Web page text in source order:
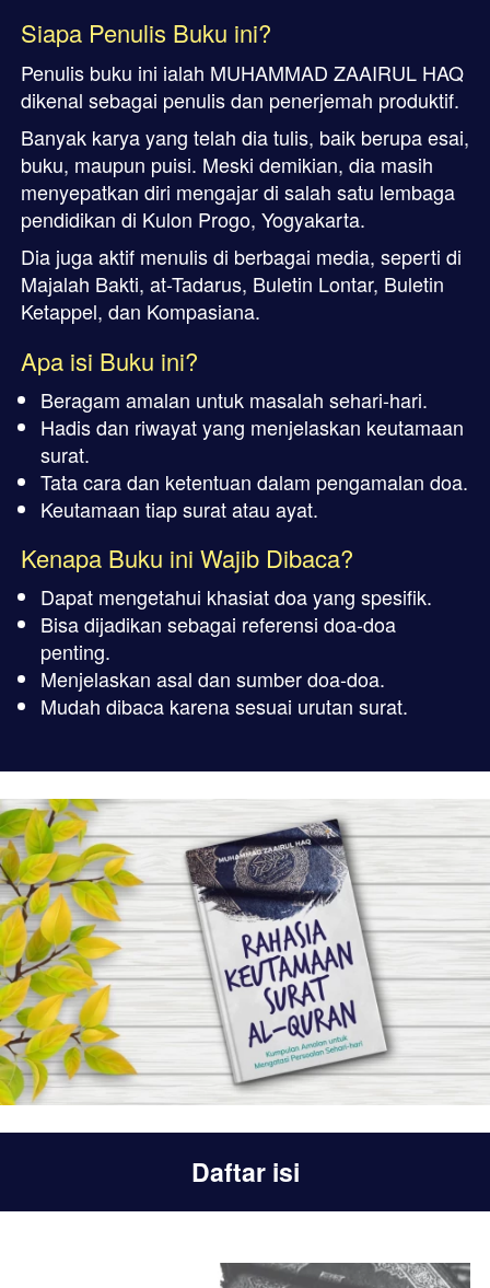
Siapa Penulis Buku ini?
Penulis buku ini ialah MUHAMMAD ZAAIRUL HAQ
dikenal sebagai penulis dan penerjemah produktif.
Banyak karya yang telah dia tulis, baik berupa esai,
buku, maupun puisi. Meski demikian, dia masih
menyepatkan diri mengajar di salah satu lembaga
pendidikan di Kulon Progo, Yogyakarta.
Dia juga aktif menulis di berbagai media, seperti di
Majalah Bakti, at-Tadarus, Buletin Lontar, Buletin
Ketappel, dan Kompasiana.
Apa isi Buku ini?
Beragam amalan untuk masalah sehari-hari.
Hadis dan riwayat yang menjelaskan keutamaan
surat.
Tata cara dan ketentuan dalam pengamalan doa.
Keutamaan tiap surat atau ayat.
Kenapa Buku ini Wajib Dibaca?
Dapat mengetahui khasiat doa yang spesifik.
Bisa dijadikan sebagai referensi doa-doa
penting.
Menjelaskan asal dan sumber doa-doa.
Mudah dibaca karena sesuai urutan surat.
Daftar isi